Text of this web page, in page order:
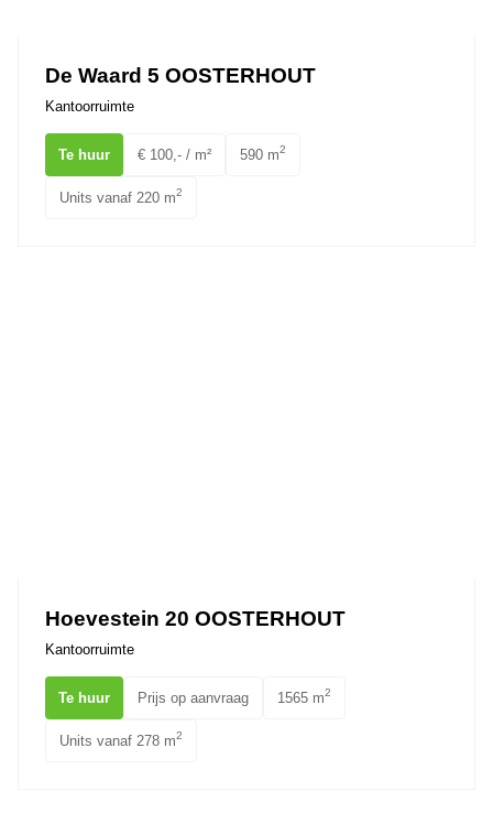
De Waard 5 OOSTERHOUT
Kantoorruimte
Te huur € 100,- / m² 590 m2
Units vanaf 220 m2
Hoevestein 20 OOSTERHOUT
Kantoorruimte
Te huur Prijs op aanvraag 1565 m2
Units vanaf 278 m2